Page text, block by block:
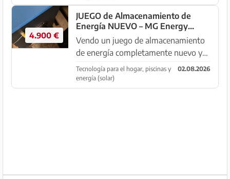
su factura eléctrica. 🔴 Ofertas: 👉
2.000 W ➡️ 3.500...
4.900 €
JUEGO de Almacenamiento de
Energía NUEVO – MG Energy
Systems
Vendo un juego de almacenamiento
de energía completamente nuevo y
sin usar, ideal para: ⚡ Soluciones de
almacenamiento de energía ⚡
Aplicaciones industriales ⚡ Marino /
Tecnología para el hogar, piscinas y
energía (solar)
02.08.2026